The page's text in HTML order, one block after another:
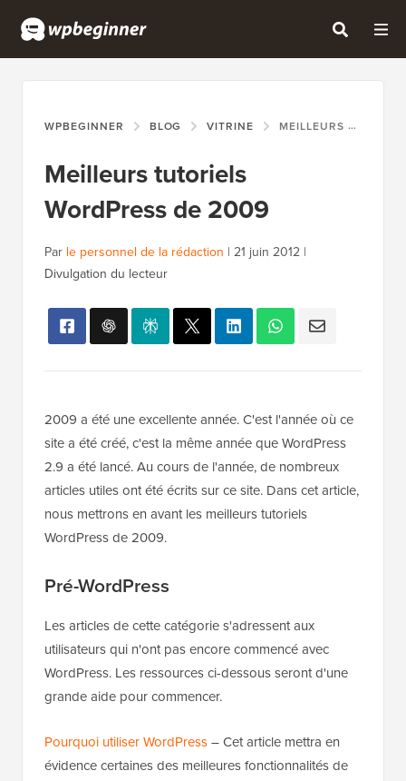
WPBEGINNER BLOG VITRINE MEILLEURS TUTORIELS WORDPRESS DE 2009
Meilleurs tutoriels
WordPress de 2009
Par le personnel de la rédaction | 21 juin 2012 |
Divulgation du lecteur
2009 a été une excellente année. C'est l'année où ce
site a été créé, c'est la même année que WordPress
2.9 a été lancé. Au cours de l'année, de nombreux
articles utiles ont été écrits sur ce site. Dans cet article,
nous mettrons en avant les meilleurs tutoriels
WordPress de 2009.
Pré-WordPress
Les articles de cette catégorie s'adressent aux
utilisateurs qui n'ont pas encore commencé avec
WordPress. Les ressources ci-dessous seront d'une
grande aide pour commencer.
Pourquoi utiliser WordPress– Cet article mettra en
évidence certaines des meilleures fonctionnalités de